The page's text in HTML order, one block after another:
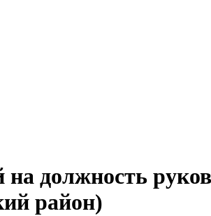
на должность
район)